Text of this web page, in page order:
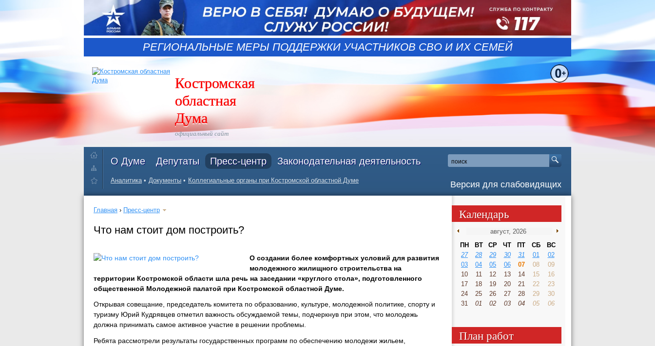
РЕГИОНАЛЬНЫЕ МЕРЫ ПОДДЕРЖКИ УЧАСТНИКОВ СВО И ИХ СЕМЕЙ
Костромская
областная
Дума
официальный сайт
Версия для слабовидящих
О Думе Депутаты Пресс-центр Законодательная деятельность
Аналитика Документы Коллегиальные органы при Костромской областной Думе
Главная › Пресс-центр
Что нам стоит дом построить?
О создании более комфортных условий для развития
молодежного жилищного строительства на
территории Костромской области шла речь на заседании «круглого стола», подготовленного
общественной Молодежной палатой при Костромской областной Думе.
Открывая совещание, председатель комитета по образованию, культуре, молодежной политике, спорту и
туризму Юрий Кудрявцев отметил важность обсуждаемой темы, подчеркнув при этом, что молодежь
должна принимать самое активное участие в решении проблемы.
Ребята рассмотрели результаты государственных программ по обеспечению молодежи жильем,
Календарь
ПН ВТ СР ЧТ ПТ СБ
ВС
27
28 29 30 31 01
02
03
04 05 06 07 08
09
10
11 12 13 14 15
16
17
18 19 20 21 22
23
24
25 26 27 28 29
30
31
01 02 03 04 05 06
План работ